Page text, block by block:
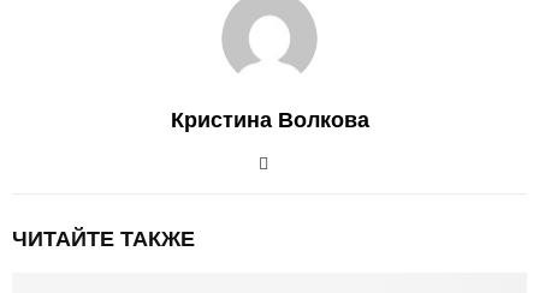
Кристина Волкова
ЧИТАЙТЕ ТАКЖЕ